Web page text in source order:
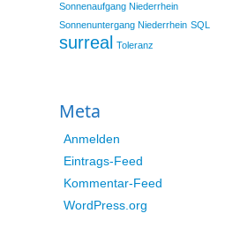
Sonnenaufgang Niederrhein
Sonnenuntergang Niederrhein SQL
surreal Toleranz
Meta
Anmelden
Eintrags-Feed
Kommentar-Feed
WordPress.org